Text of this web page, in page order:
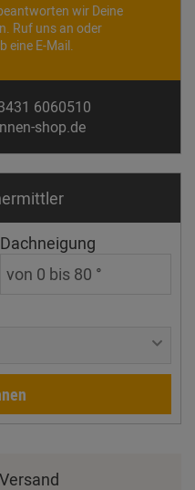
wir Deine
Ruf uns an oder
eine E-Mail.
6060510
shop.de
Dachneigung